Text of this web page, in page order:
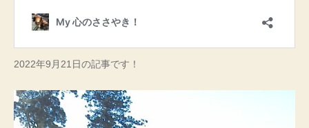
2022年9月21日の記事です！